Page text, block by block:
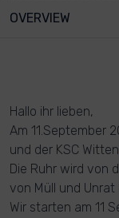
OVERVIEW
Hallo ihr lieben,
Am 11.September
und der KSC
Die Ruhr wird von
von Müll und
Wir starten am 11